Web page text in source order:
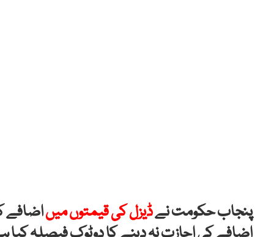
پنجاب حکومت نےڈیزل کی قیمتوں میںاضافے